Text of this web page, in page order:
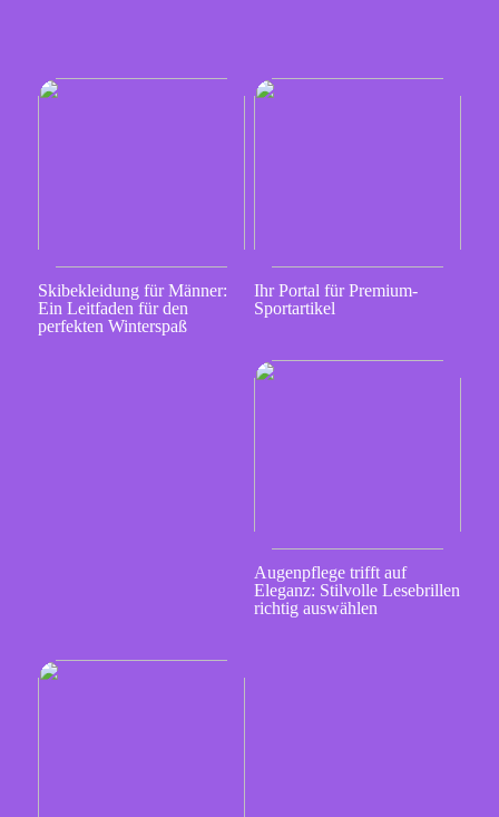
Skibekleidung für Männer:
Ein Leitfaden für den
perfekten Winterspaß
Ihr Portal für Premium-
Sportartikel
Augenpflege trifft auf
Eleganz: Stilvolle Lesebrillen
richtig auswählen